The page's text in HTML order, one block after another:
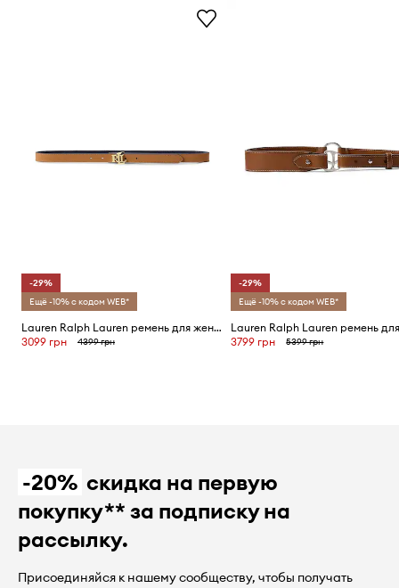
-29%
Ещё -10% с кодом WEB*
Lauren Ralph Lauren ремень для женщин кожаный
3099 грн
4399 грн
-29%
Ещё -10% с кодом WEB*
3799 грн 5399 грн
-20% скидка на первую
покупку** за подписку на
рассылку.
Присоединяйся к нашему сообществу, чтобы получать